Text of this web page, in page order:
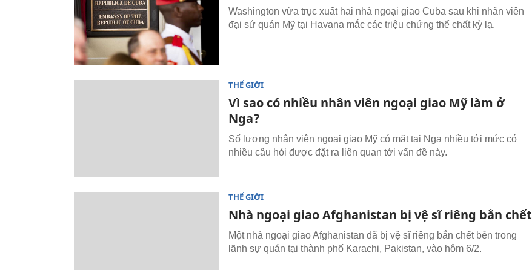
Washington vừa trục xuất hai nhà ngoại giao Cuba sau khi nhân viên
đại sứ quán Mỹ tại Havana mắc các triệu chứng thể chất kỳ lạ.
THẾ GIỚI
Vì sao có nhiều nhân viên ngoại giao Mỹ làm ở
Nga?
Số lượng nhân viên ngoại giao Mỹ có mặt tại Nga nhiều tới mức có
nhiều câu hỏi được đặt ra liên quan tới vấn đề này.
THẾ GIỚI
Nhà ngoại giao Afghanistan bị vệ sĩ riêng bắn chết
Một nhà ngoại giao Afghanistan đã bị vệ sĩ riêng bắn chết bên trong
lãnh sự quán tại thành phố Karachi, Pakistan, vào hôm 6/2.